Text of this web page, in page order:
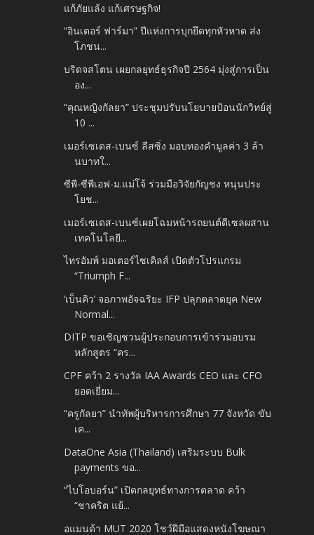
แก้ภัยแล้ง แก้เศรษฐกิจ!
“อินเตอร์ ฟาร์มา” ปีแห่งการบุกยึดทุกหัวหาด ส่ง
โภชน...
บริดจสโตน เผยกลยุทธ์ธุรกิจปี 2564 มุ่งสู่การเป็น
อง...
“คุณหญิงกัลยา” ประชุมปรับนโยบายป้อนนักวิทย์สู่
10 ...
เมอร์เซเดส-เบนซ์ ลีสซิ่ง มอบทองคำมูลค่า 3 ล้า
นบาทใ...
ซีพี-ซีพีเอฟ-ม.แม่โจ้ ร่วมมือวิจัยกัญชง หนุนประ
โยช...
เมอร์เซเดส-เบนซ์เผยโฉมหน้ารถยนต์ดีเซลผสาน
เทคโนโลยี...
ไทรอัมพ์ มอเตอร์ไซเคิลส์ เปิดตัวโปรแกรม
“Triumph F...
‘เบ็นคิว’ จอภาพอัจฉริยะ IFP ปลุกตลาดยุค New
Normal...
DITP ขอเชิญชวนผู้ประกอบการเข้าร่วมอบรม
หลักสูตร “คร...
CPF คว้า 2 รางวัล IAA Awards CEO และ CFO
ยอดเยี่ยม...
“ครูกัลยา” นำทัพผู้บริหารการศึกษา 77 จังหวัด ขับ
เค...
DataOne Asia (Thailand) เสริมระบบ Bulk
payments ขอ...
“ไบโอบอร์น” เปิดกลยุทธ์ทางการตลาด คว้า
“ชาคริต แย้...
อแมนด้า MUT 2020 โชว์ฝีมือแสดงหนังโฆษณา